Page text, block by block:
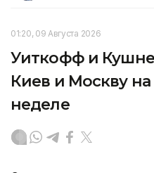
01:20, 09 Августа 2026
Уиткофф и
Киев и Москву
неделе